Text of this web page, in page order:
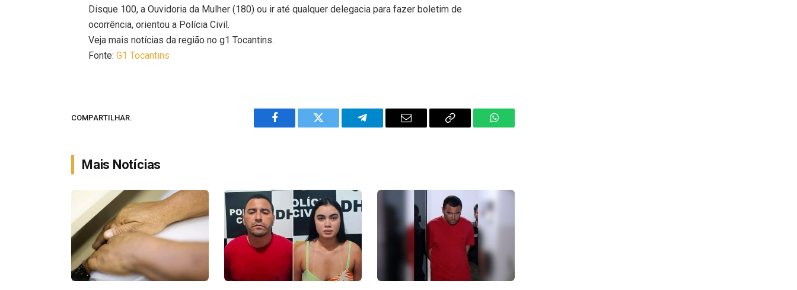
Disque 100, a Ouvidoria da Mulher (180) ou ir até qualquer delegacia para fazer boletim de
ocorrência, orientou a Polícia Civil.
Veja mais notícias da região no g1 Tocantins.
Fonte:G1 Tocantins
COMPARTILHAR.
Facebook Twitter Telegram Email
Copy
WhatsApp
Mais Notícias